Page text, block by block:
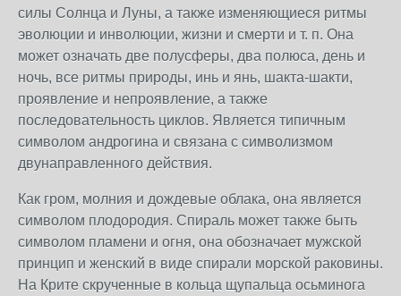
силы Солнца и Луны, а также изменяющиеся ритмы
эволюции и инволюции, жизни и смерти и т. п. Она
может означать две полусферы, два полюса, день и
ночь, все ритмы природы, инь и янь, шакта-шакти,
проявление и непроявление, а также
последовательность циклов. Является типичным
символом андрогина и связана с символизмом
двунаправленного действия.
Как гром, молния и дождевые облака, она является
символом плодородия. Спираль может также быть
символом пламени и огня, она обозначает мужской
принцип и женский в виде спирали морской раковины.
На Крите скрученные в кольца щупальца осьминога